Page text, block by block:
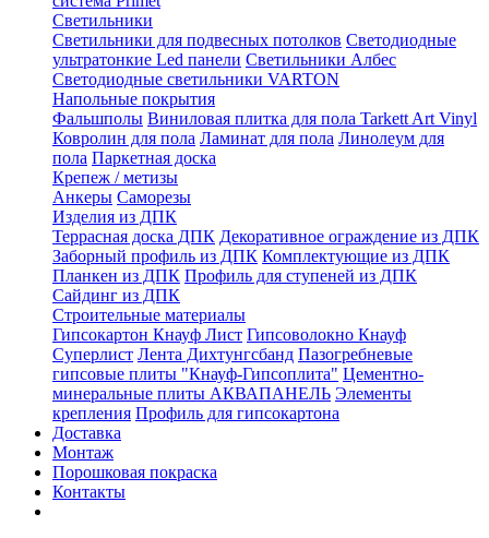
Светильники
Светильники для подвесных потолков Светодиодные
ультратонкие Led панели Светильники Албес
Светодиодные светильники VARTON
Напольные покрытия
Фальшполы Виниловая плитка для пола Tarkett Art Vinyl
Ковролин для пола Ламинат для пола Линолеум для
пола Паркетная доска
Крепеж / метизы
Анкеры Саморезы
Изделия из ДПК
Террасная доска ДПК Декоративное ограждение из ДПК
Заборный профиль из ДПК Комплектующие из ДПК
Планкен из ДПК Профиль для ступеней из ДПК
Сайдинг из ДПК
Строительные материалы
Гипсокартон Кнауф Лист Гипсоволокно Кнауф
Суперлист Лента Дихтунгсбанд Пазогребневые
гипсовые плиты "Кнауф-Гипсоплита" Цементно-
минеральные плиты АКВАПАНЕЛЬ Элементы
крепления Профиль для гипсокартона
Доставка
Монтаж
Порошковая покраска
Контакты